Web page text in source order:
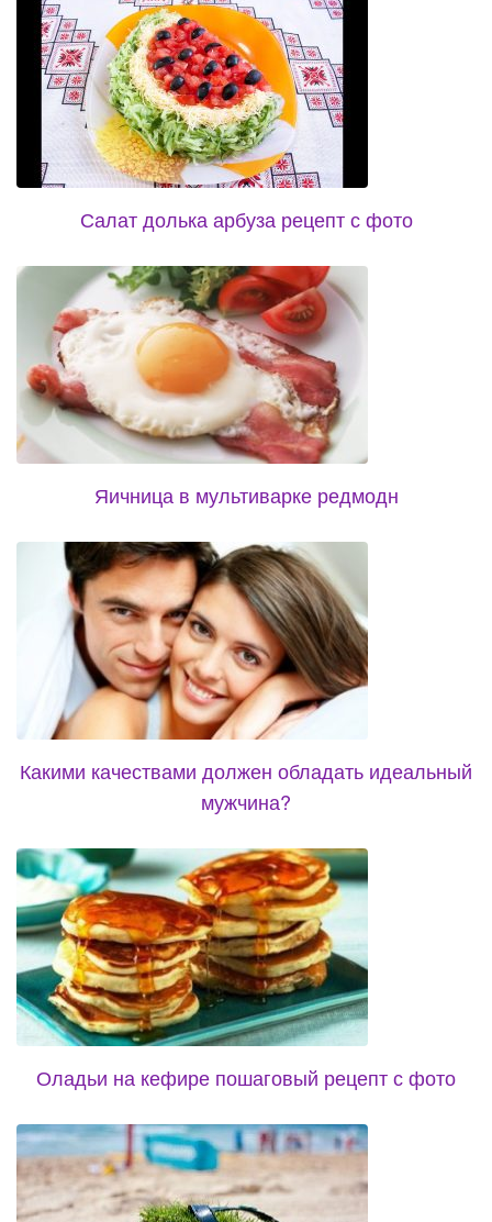
Салат долька арбуза рецепт с фото
Яичница в мультиварке редмодн
Какими качествами должен обладать идеальный
мужчина?
Оладьи на кефире пошаговый рецепт с фото